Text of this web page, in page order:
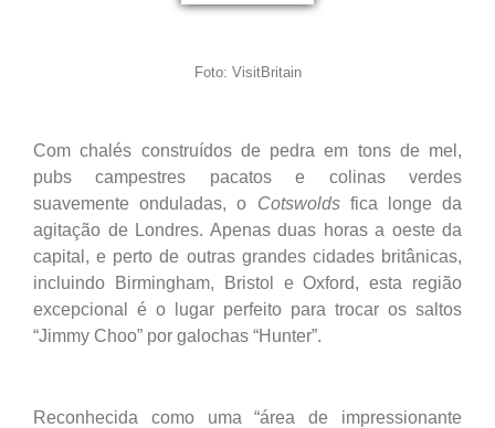
Foto: VisitBritain
Com chalés construídos de pedra em tons de mel,
pubs campestres pacatos e colinas verdes
suavemente onduladas, o Cotswoldsfica longe da
agitação de Londres. Apenas duas horas a oeste da
capital, e perto de outras grandes cidades britânicas,
incluindo Birmingham, Bristol e Oxford, esta região
excepcional é o lugar perfeito para trocar os saltos
“Jimmy Choo” por galochas “Hunter”.
Reconhecida como uma “área de impressionante